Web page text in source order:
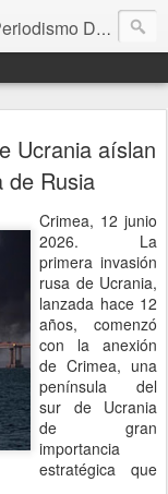
Digital
Ucrania aíslan
de Rusia
Crimea, 12 junio
2026. La
primera invasión
rusa de Ucrania,
lanzada hace 12
años, comenzó
con la anexión
de Crimea, una
península del
sur de Ucrania
de gran
importancia
estratégica que